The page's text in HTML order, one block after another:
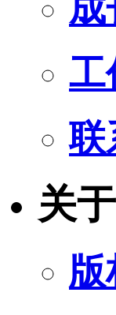
成
工
联
关
版